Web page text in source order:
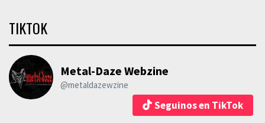
TIKTOK
Metal-Daze Webzine
@metaldazewzine
Seguinos en TikTok